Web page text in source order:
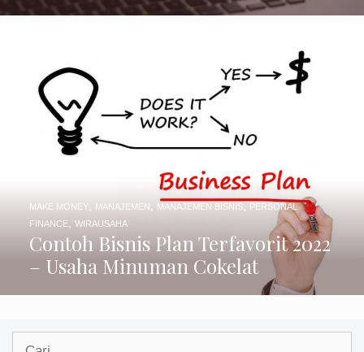
Contoh Bisnis Plan Terfavorit 2022
– Usaha Minuman Cokelat
MAKE MONEY, MANAJEMEN, MANAJEMEN BISNIS, PERSONAL
FINANCE, WIRAUSAHA
Cari